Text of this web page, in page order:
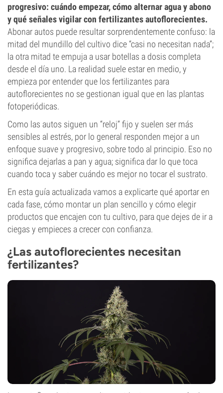
progresivo: cuándo empezar, cómo alternar agua y abono
y qué señales vigilar con fertilizantes autoflorecientes.
Abonar autos puede resultar sorprendentemente confuso: la
mitad del mundillo del cultivo dice “casi no necesitan nada”;
la otra mitad te empuja a usar botellas a dosis completa
desde el día uno. La realidad suele estar en medio, y
empieza por entender que los fertilizantes para
autoflorecientes no se gestionan igual que en las plantas
fotoperiódicas.
Como las autos siguen un “reloj” fijo y suelen ser más
sensibles al estrés, por lo general responden mejor a un
enfoque suave y progresivo, sobre todo al principio. Eso no
significa dejarlas a pan y agua; significa dar lo que toca
cuando toca y saber cuándo es mejor no tocar el sustrato.
En esta guía actualizada vamos a explicarte qué aportar en
cada fase, cómo montar un plan sencillo y cómo elegir
productos que encajen con tu cultivo, para que dejes de ir a
ciegas y empieces a crecer con confianza.
¿Las autoflorecientes necesitan
fertilizantes?